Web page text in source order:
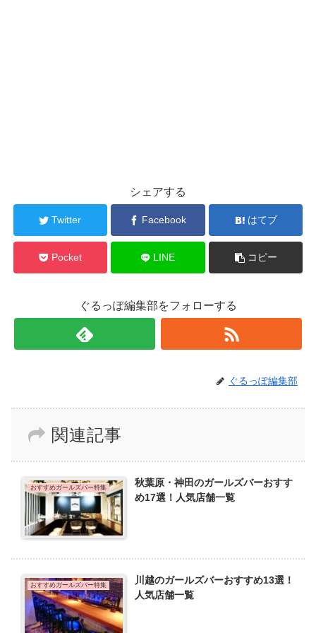
シェアする
Twitter Facebook はてブ
Pocket LINE コピー
ぐるっぽ編集部をフォローする
ぐるっぽ編集部
関連記事
おすすめガールズバー特集
秋葉原・神田のガールズバーおすす
め17選！人気店舗一覧
おすすめガールズバー特集
川越のガールズバーおすすめ13選！
人気店舗一覧